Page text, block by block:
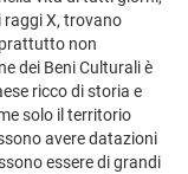
raggi X, trovano
non
dei Beni Culturali è
ricco di storia e
solo il territorio
avere datazioni
essere di grandi